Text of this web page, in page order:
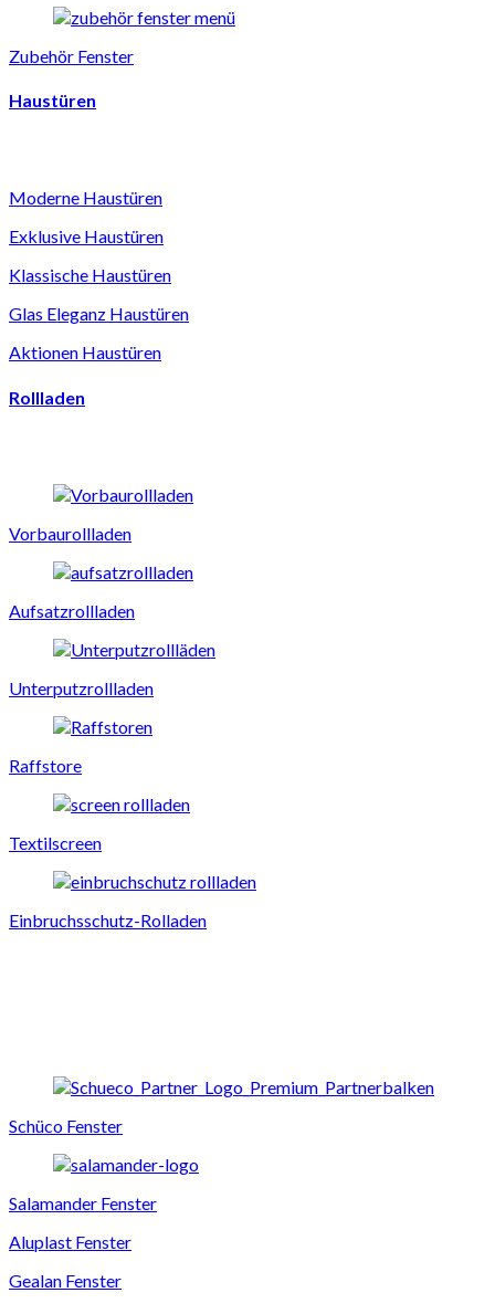
Zubehör Fenster
Haustüren
Moderne Haustüren
Exklusive Haustüren
Klassische Haustüren
Glas Eleganz Haustüren
Aktionen Haustüren
Rollladen
Vorbaurollladen
Aufsatzrollladen
Unterputzrollladen
Raffstore
Textilscreen
Einbruchsschutz-Rolladen
Schüco Fenster
Salamander Fenster
Aluplast Fenster
Gealan Fenster